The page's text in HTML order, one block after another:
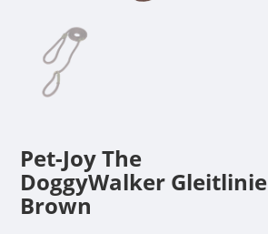
Pet-Joy The
DoggyWalker Gleitlinie
Brown